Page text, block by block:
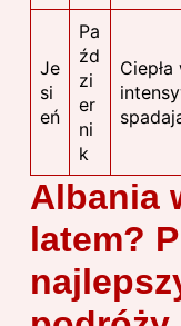
Je
si
eń
Pa
źd
zi
er
ni
k
Albania
latem?